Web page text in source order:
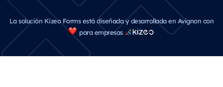
La solución Kizeo Forms está diseñada y desarrollada en Avignon con
para empresas